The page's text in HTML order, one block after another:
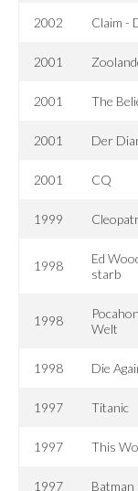
2002 Claim -
2001
2001 The
2001 Der
2001 CQ
1999
1998
Ed
starb
1998
Welt
1998 Die
1997 Titanic
1997 This
1997 Batman